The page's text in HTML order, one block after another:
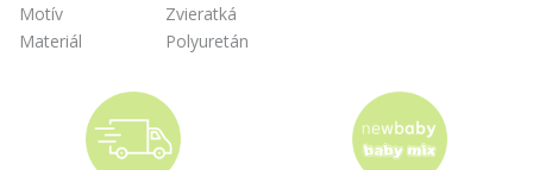
Motív
Zvieratká
Materiál
Polyuretán